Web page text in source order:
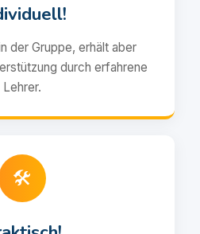
der Gruppe, erhält aber
durch erfahrene
Lehrer.
🛠️